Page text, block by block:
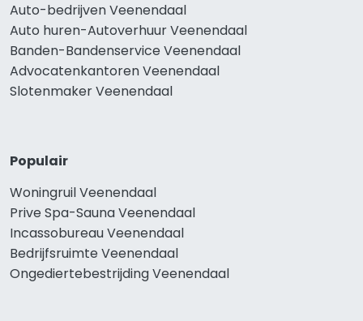
Auto-bedrijven Veenendaal
Auto huren-Autoverhuur Veenendaal
Banden-Bandenservice Veenendaal
Advocatenkantoren Veenendaal
Slotenmaker Veenendaal
Populair
Woningruil Veenendaal
Prive Spa-Sauna Veenendaal
Incassobureau Veenendaal
Bedrijfsruimte Veenendaal
Ongediertebestrijding Veenendaal